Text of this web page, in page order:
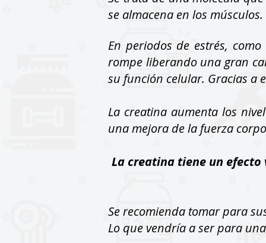
se almacena en los músculos.
En periodos de estrés,
rompe liberando una gran
su función celular. Gracias a
La creatina aumenta los
una mejora de la fuerza
La creatina tiene un
Se recomienda tomar para
Lo que vendría a ser para